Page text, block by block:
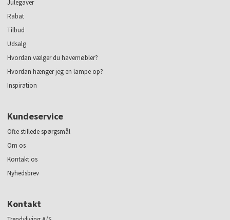
Julegaver
Rabat
Tilbud
Udsalg
Hvordan vælger du havemøbler?
Hvordan hænger jeg en lampe op?
Inspiration
Kundeservice
Ofte stillede spørgsmål
Om os
Kontakt os
Nyhedsbrev
Kontakt